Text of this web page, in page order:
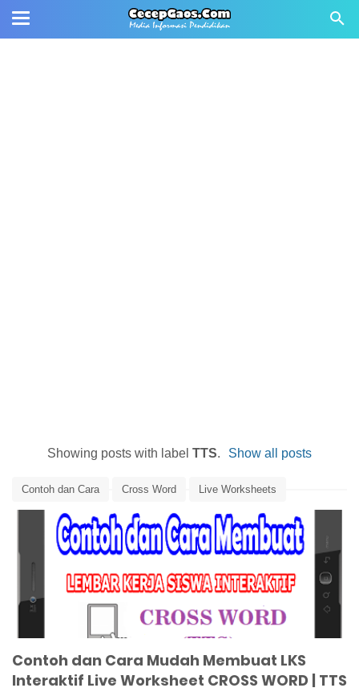
Showing posts with label TTS. Show all posts
Contoh dan Cara Cross Word Live Worksheets
LKS Interaktif LKS Interaktif Cross Word
Media Pembelajaran TTS
Contoh dan Cara Mudah Membuat LKS
Interaktif Live Worksheet CROSS WORD | TTS